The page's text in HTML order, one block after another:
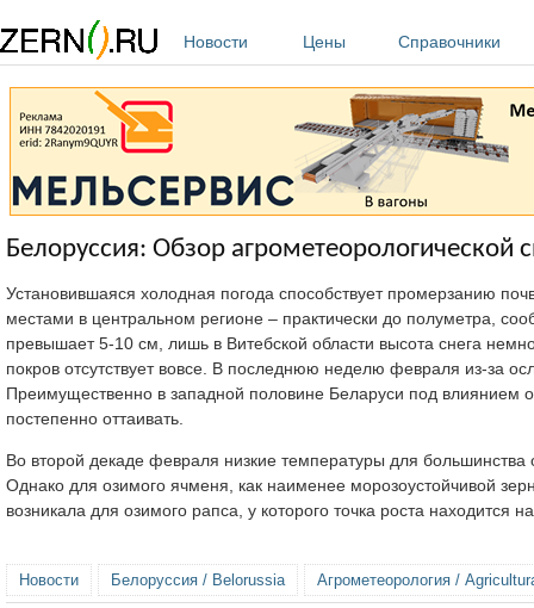
Новости
Цены Справочники
Белоруссия: Обзор агрометеорологической
Установившаяся холодная погода способствует промерзанию
местами в центральном регионе – практически до полуметра,
превышает 5-10 см, лишь в Витебской области высота снега
покров отсутствует вовсе. В последнюю неделю февраля из-за
Преимущественно в западной половине Беларуси под влиянием
постепенно оттаивать.
Во второй декаде февраля низкие температуры для
Однако для озимого ячменя, как наименее морозоустойчивой
возникала для озимого рапса, у которого точка роста находится
Новости Белоруссия / Belorussia Агрометеорология /